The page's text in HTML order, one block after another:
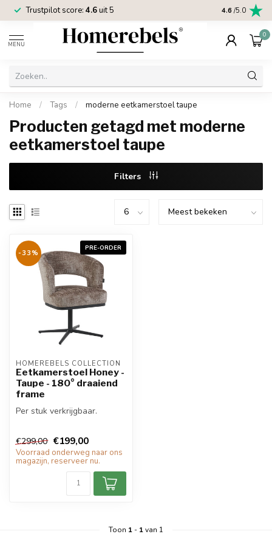
Trustpilot score: 4.6uit 5 2 jaar
4.6 /5.0
MENU
0
Home / Tags / moderne eetkamerstoel taupe
Producten getagd met moderne
eetkamerstoel taupe
Filters
PRE-ORDER
-33%
HOMEREBELS COLLECTION
Eetkamerstoel Honey -
Taupe - 180° draaiend
frame
Per stuk verkrijgbaar.
€299,00 €199,00
Voorraad onderweg naar ons
magazijn, reserveer nu.
Toon 1- 1van 1